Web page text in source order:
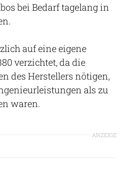
bei Bedarf tagelang in
auf eine eigene
verzichtet, da die
des Herstellers nötigen,
als zu
waren.
ANZEIGE